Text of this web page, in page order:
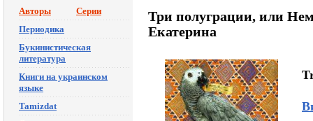
Авторы
Серии
Периодика
Букинистическая
литература
Книги на украинском
языке
Tamizdat
Три полуграции, или
Екатерина